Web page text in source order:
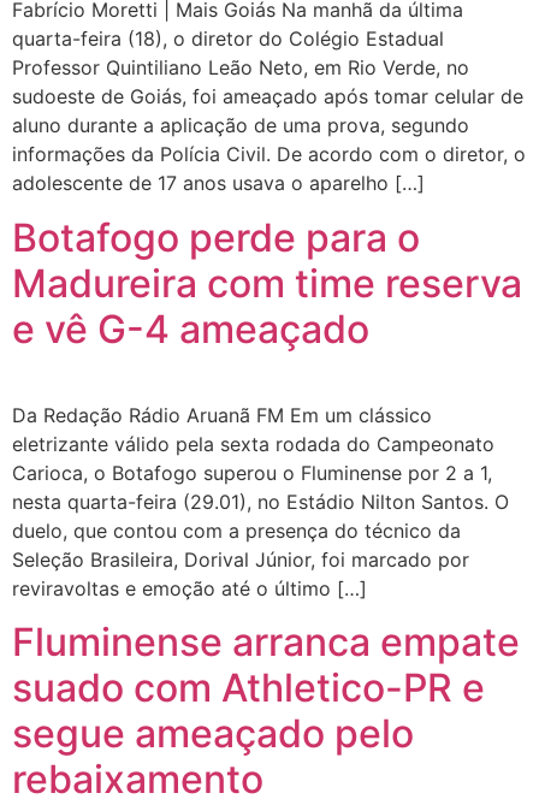
Fabrício Moretti | Mais Goiás Na manhã da última
quarta-feira (18), o diretor do Colégio Estadual
Professor Quintiliano Leão Neto, em Rio Verde, no
sudoeste de Goiás, foi ameaçado após tomar celular de
aluno durante a aplicação de uma prova, segundo
informações da Polícia Civil. De acordo com o diretor, o
adolescente de 17 anos usava o aparelho […]
Botafogo perde para o
Madureira com time reserva
e vê G-4 ameaçado
Da Redação Rádio Aruanã FM Em um clássico
eletrizante válido pela sexta rodada do Campeonato
Carioca, o Botafogo superou o Fluminense por 2 a 1,
nesta quarta-feira (29.01), no Estádio Nilton Santos. O
duelo, que contou com a presença do técnico da
Seleção Brasileira, Dorival Júnior, foi marcado por
reviravoltas e emoção até o último […]
Fluminense arranca empate
suado com Athletico-PR e
segue ameaçado pelo
rebaixamento